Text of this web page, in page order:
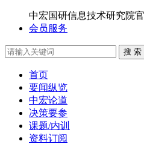
中宏国研信息技术研究院
会员服务
搜 索
首页
要闻纵览
中宏论道
决策要参
课题/内训
资料订阅